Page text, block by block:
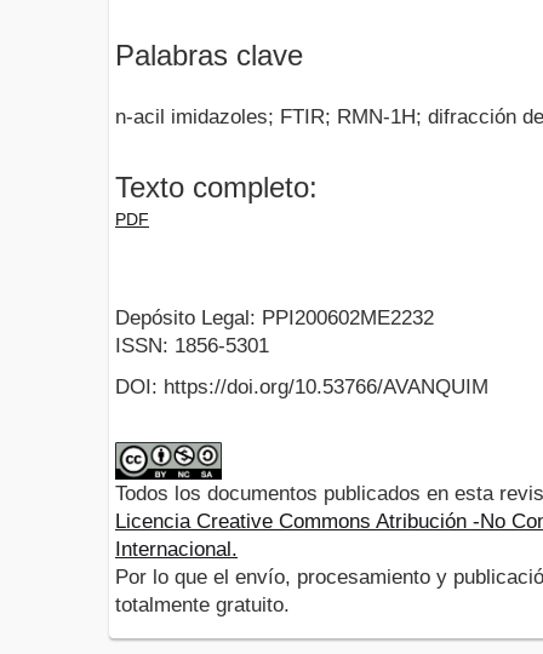
Palabras clave
n-acil imidazoles; FTIR; RMN-1H; difracción
Texto completo:
PDF
Depósito Legal: PPI200602ME2232
ISSN: 1856-5301
DOI: https://doi.org/10.53766/AVANQUIM
Todos los documentos publicados en esta
Licencia Creative Commons Atribución -No
Internacional.
Por lo que el envío, procesamiento y
totalmente gratuito.